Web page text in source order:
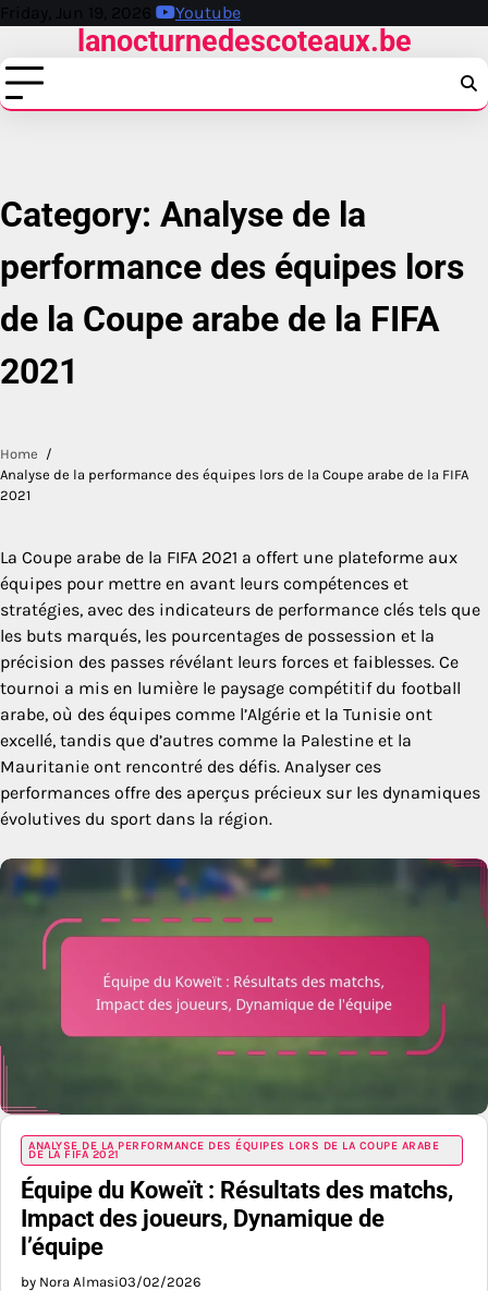
Skip
content
Friday, Jun 19, 2026 Youtube
lanocturnedescoteaux.be
Category: Analyse de la
performance des équipes lors
de la Coupe arabe de la FIFA
2021
Home
Analyse de la performance des équipes lors de la Coupe arabe de la FIFA
2021
La Coupe arabe de la FIFA 2021 a offert une plateforme aux
équipes pour mettre en avant leurs compétences et
stratégies, avec des indicateurs de performance clés tels que
les buts marqués, les pourcentages de possession et la
précision des passes révélant leurs forces et faiblesses. Ce
tournoi a mis en lumière le paysage compétitif du football
arabe, où des équipes comme l’Algérie et la Tunisie ont
excellé, tandis que d’autres comme la Palestine et la
Mauritanie ont rencontré des défis. Analyser ces
performances offre des aperçus précieux sur les dynamiques
évolutives du sport dans la région.
ANALYSE DE LA PERFORMANCE DES ÉQUIPES LORS DE LA COUPE ARABE
DE LA FIFA 2021
Équipe du Koweït : Résultats des matchs,
Impact des joueurs, Dynamique de
l’équipe
by Nora Almasi03/02/2026